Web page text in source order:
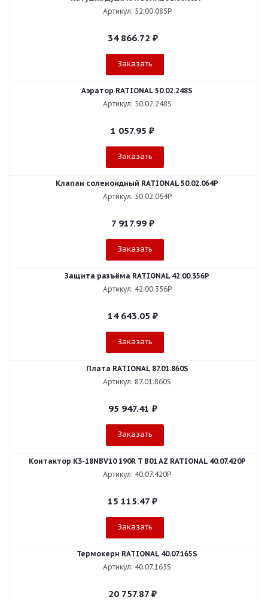
Артикул: 52.00.085P
34 866.72 ₽
Заказать
Аэратор RATIONAL 50.02.248S
Артикул: 50.02.248S
1 057.95 ₽
Заказать
Клапан соленоидный RATIONAL 50.02.064P
Артикул: 50.02.064P
7 917.99₽
Заказать
Защита разъёма RATIONAL 42.00.356P
Артикул: 42.00.356P
14 643.05 ₽
Заказать
Плата RATIONAL 87.01.860S
Артикул: 87.01.860S
95 947.41 ₽
Заказать
Контактор K3-18NBV10 190R T B01 AZ RATIONAL 40.07.420P
Артикул: 40.07.420P
15 115.47 ₽
Заказать
Термокерн RATIONAL 40.07.165S
Артикул: 40.07.165S
20 757.87 ₽